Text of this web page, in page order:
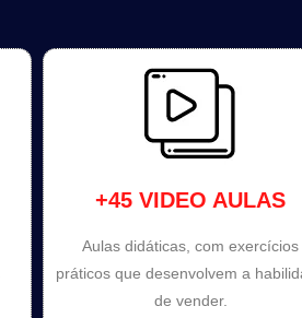
+45 VIDEO AULAS
Aulas didáticas, com exercícios
práticos que desenvolvem a
de vender.